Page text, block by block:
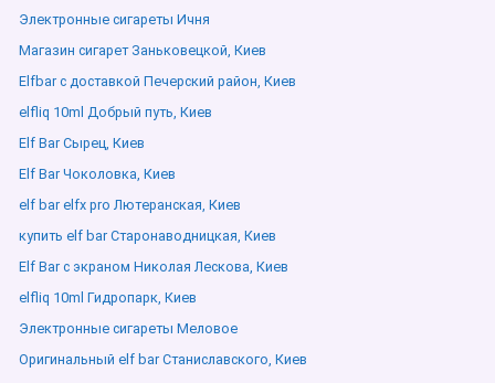
Электронные сигареты Ичня
Магазин сигарет Заньковецкой, Киев
Elfbar с доставкой Печерский район, Киев
elfliq 10ml Добрый путь, Киев
Elf Bar Сырец, Киев
Elf Bar Чоколовка, Киев
elf bar elfx pro Лютеранская, Киев
купить elf bar Старонаводницкая, Киев
Elf Bar с экраном Николая Лескова, Киев
elfliq 10ml Гидропарк, Киев
Электронные сигареты Меловое
Оригинальный elf bar Станиславского, Киев